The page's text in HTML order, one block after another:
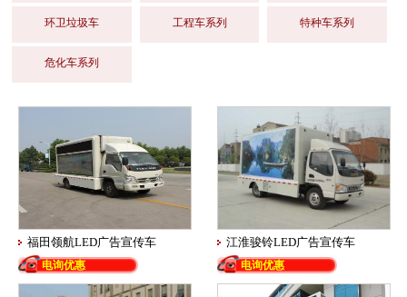
环卫垃圾车 工程车系列 特种车系列
危化车系列
福田领航LED广告宣传车
电询优惠
江淮骏铃LED广告宣传车
电询优惠